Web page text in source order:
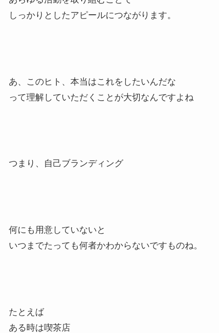
しっかりとしたアピールにつながります。
あ、このヒト、本当はこれをしたいんだな
って理解していただくことが大切なんですよね
つまり、自己ブランディング
何にも用意していないと
いつまでたっても何者かわからないですものね。
たとえば
ある時は喫茶店